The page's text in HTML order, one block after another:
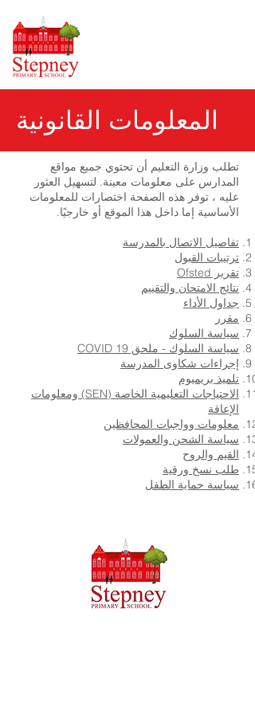
المعلومات القانونية
تطلب وزارة التعليم أن تحتوي جميع مواقع
المدارس على معلومات معينة. لتسهيل العثور
عليه ، توفر هذه الصفحة اختصارات للمعلومات
الأساسية إما داخل هذا الموقع أو خارجيًا.
تفاصيل الاتصال بالمدرسة
ترتيبات القبول
تقرير Ofsted
نتائج الامتحان والتقييم
جداول الأداء
مقرر
سياسة السلوك
سياسة السلوك - ملحق COVID 19
إجراءات شكاوى المدرسة
تلميذ بريميوم
الاحتياجات التعليمية الخاصة (SEN) ومعلومات
الإعاقة
معلومات وواجبات المحافظين
سياسة الشحن والعمولات
القيم والروح
طلب نسخ ورقية
سياسة حماية الطفل